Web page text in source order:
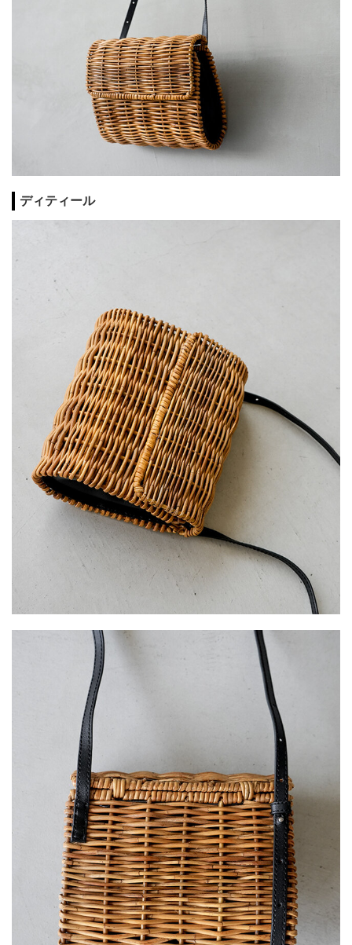
ディティール